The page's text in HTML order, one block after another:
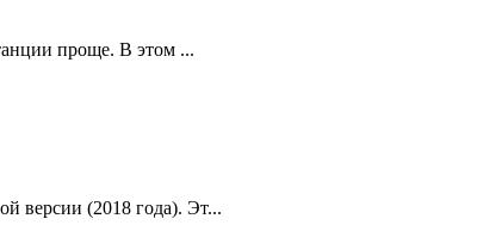
проще. В этом ...
версии (2018 года). Эт...